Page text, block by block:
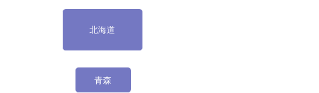
北海道
青森